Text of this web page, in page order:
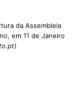
da Assembleia
em 11 de Janeiro